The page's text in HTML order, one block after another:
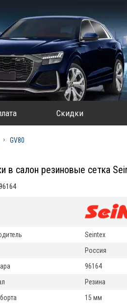
Скидки
GV80
в салон резиновые сетка
Seintex
Россия
96164
Резина
15 мм